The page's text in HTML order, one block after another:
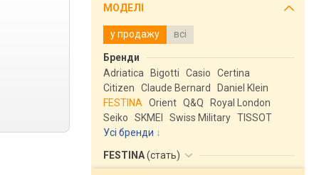
МОДЕЛІ
у продажу всі
Бренди
Adriatica
Bigotti Casio
Certina
Citizen
Claude Bernard
Daniel Klein
FESTINA
Orient Q&Q
Royal London
Seiko
SKMEI Swiss Military TISSOT
Усі бренди
FESTINA(стать)